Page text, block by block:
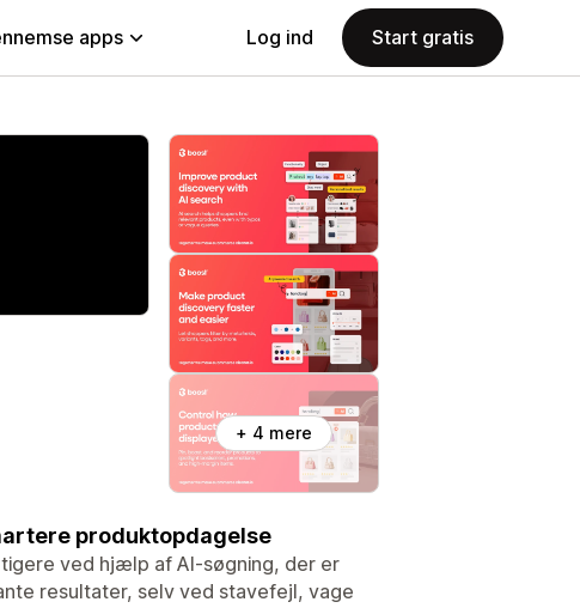
apps Log ind Start gratis
+ 4 mere
produktopdagelse
ved hjælp af AI-søgning, der er
resultater, selv ved stavefejl, vage